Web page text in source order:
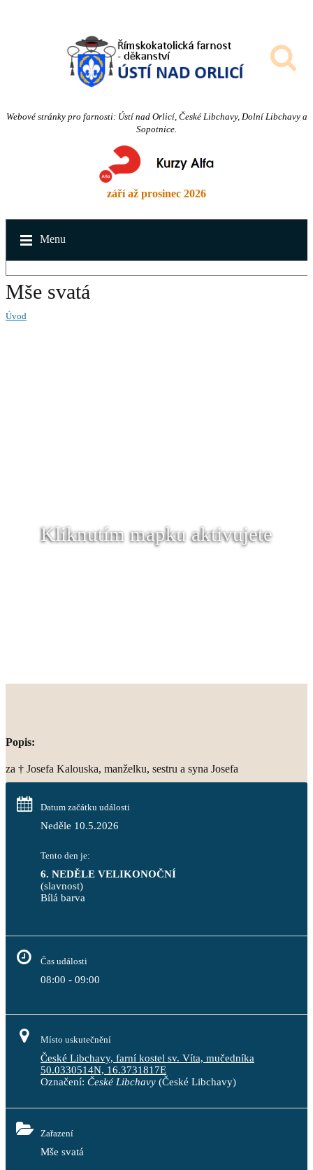
Webové stránky pro farnosti: Ústí nad Orlicí, České Libchavy, Dolní Libchavy a
Sopotnice.
září až prosinec 2026
Menu
Mše svatá
Úvod
Kliknutím mapku aktivujete
Popis:
za † Josefa Kalouska, manželku, sestru a syna Josefa
Datum začátku události
Neděle 10.5.2026
Tento den je:
6. NEDĚLE VELIKONOČNÍ
(slavnost)
Bílá barva
Čas události
08:00 - 09:00
Místo uskutečnění
České Libchavy, farní kostel sv. Víta, mučedníka
50.0330514N, 16.3731817E
Označení: České Libchavy (České Libchavy)
Zařazení
Mše svatá